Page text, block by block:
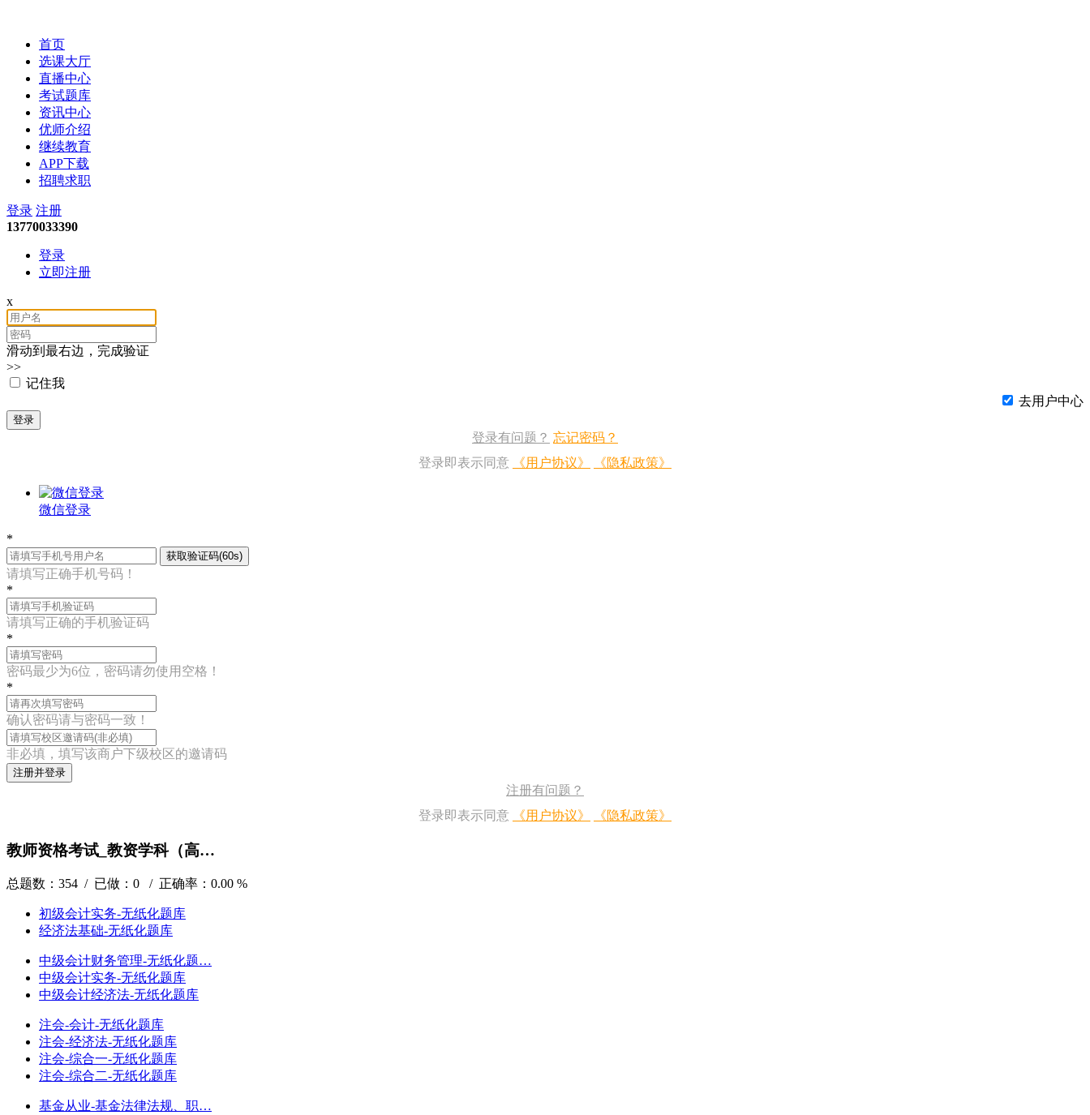
首页
选课大厅
直播中心
考试题库
资讯中心
优师介绍
继续教育
APP下载
招聘求职
登录 注册
13770033390
登录
立即注册
x
滑动到最右边，完成验证
>>
记住我
去用户中心
登录
登录有问题？ 忘记密码？
登录即表示同意
《用户协议》 《隐私政策》
微信登录
*
获取验证码(60s)
请填写正确手机号码！
*
请填写正确的手机验证码
*
密码最少为6位，密码请勿使用空格！
*
确认密码请与密码一致！
非必填，填写该商户下级校区的邀请码
注册并登录
注册有问题？
登录即表示同意
《用户协议》 《隐私政策》
教师资格考试_教资学科（高…
总题数：354 / 已做：0 / 正确率：0.00 %
初级会计实务-无纸化题库
经济法基础-无纸化题库
中级会计财务管理-无纸化题…
中级会计实务-无纸化题库
中级会计经济法-无纸化题库
注会-会计-无纸化题库
注会-经济法-无纸化题库
注会-综合一-无纸化题库
注会-综合二-无纸化题库
基金从业-基金法律法规、职…